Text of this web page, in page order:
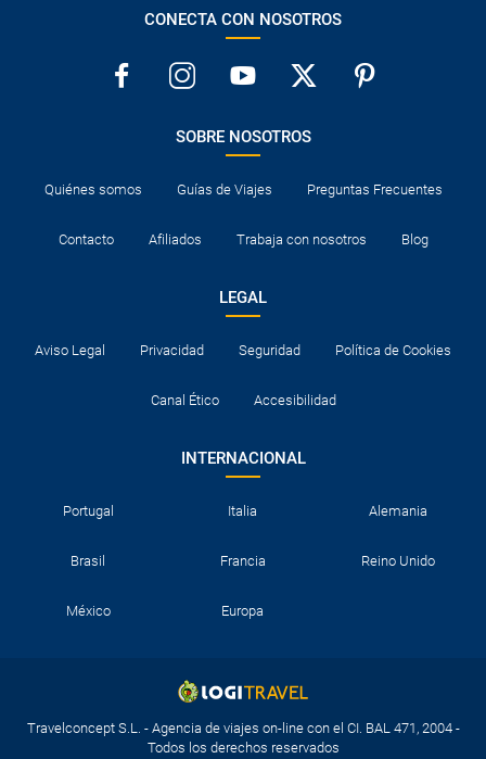
¿Cuántas veces debo imprimir el bono de los
CONECTA CON NOSOTROS
SOBRE NOSOTROS
Quiénes somos Guías de Viajes Preguntas Frecuentes
Contacto Afiliados Trabaja con nosotros Blog
LEGAL
Aviso Legal Privacidad Seguridad Política de Cookies
Canal Ético Accesibilidad
INTERNACIONAL
Portugal Italia Alemania
Brasil Francia Reino Unido
México Europa
Travelconcept S.L. - Agencia de viajes on-line con el CI. BAL 471, 2004 -
Todos los derechos reservados